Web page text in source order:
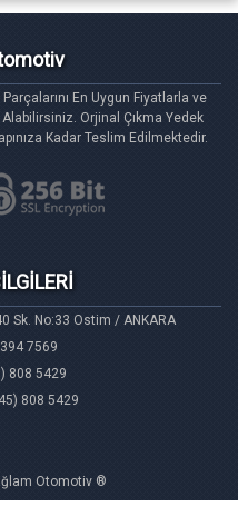
En Uygun Fiyatlarla ve
Orjinal Çıkma Yedek
Kadar Teslim Edilmektedir.
Sk. No:33 Ostim / ANKARA
7569
808 5429
808 5429
Otomotiv ®